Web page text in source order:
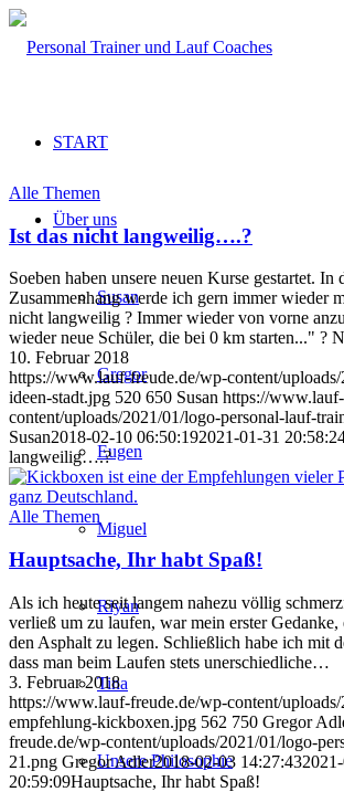
START
Über uns
Susan
Gregor
Eugen
Miguel
Riyan
Tina
Unsere Philosophie
Alle Themen
Ist das nicht langweilig….?
Soeben haben unsere neuen Kurse gestartet. In
Zusammenhang werde ich gern immer wieder
nicht langweilig ? Immer wieder von vorne
wieder neue Schüler, die bei 0 km starten..." ?
10. Februar 2018
https://www.lauf-freude.de/wp-content/
ideen-stadt.jpg 520 650 Susan https://
content/uploads/2021/01/logo-personal-lauf-
Susan2018-02-10 06:50:192021-01-31
langweilig….?
Alle Themen
Hauptsache, Ihr habt Spaß!
Als ich heute seit langem nahezu völlig
verließ um zu laufen, war mein erster
den Asphalt zu legen. Schließlich habe ich mit
dass man beim Laufen stets unerschiedliche…
3. Februar 2018
https://www.lauf-freude.de/wp-content/
empfehlung-kickboxen.jpg 562 750 Gregor
freude.de/wp-content/uploads/2021/01/logo-
21.png Gregor Adler2018-02-03 14:27:43
20:59:09Hauptsache, Ihr habt Spaß!